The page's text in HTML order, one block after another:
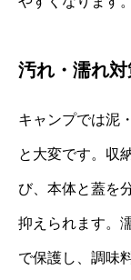
汚れ・濡れ
キャンプでは泥
と大変です。収
び、本体と蓋を
抑えられます。
で保護し、調味